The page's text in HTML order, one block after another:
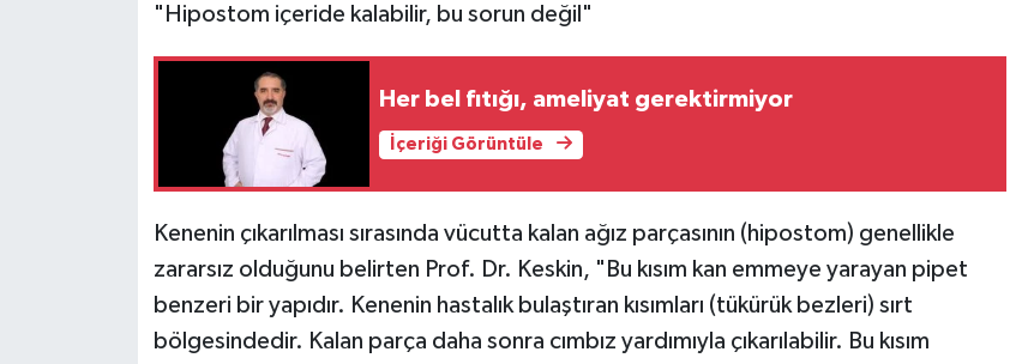
"Hipostom içeride kalabilir, bu sorun değil"
Her bel fıtığı, ameliyat gerektirmiyor
İçeriği Görüntüle
Kenenin çıkarılması sırasında vücutta kalan ağız parçasının (hipostom) genellikle
zararsız olduğunu belirten Prof. Dr. Keskin, "Bu kısım kan emmeye yarayan pipet
benzeri bir yapıdır. Kenenin hastalık bulaştıran kısımları (tükürük bezleri) sırt
bölgesindedir. Kalan parça daha sonra cımbız yardımıyla çıkarılabilir. Bu kısım